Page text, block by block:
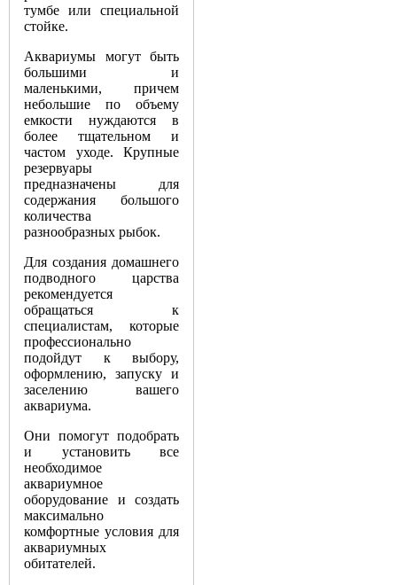
тумбе или специальной
стойке.
Аквариумы могут быть
большими и
маленькими, причем
небольшие по объему
емкости нуждаются в
более тщательном и
частом уходе. Крупные
резервуары
предназначены для
содержания большого
количества
разнообразных рыбок.
Для создания домашнего
подводного царства
рекомендуется
обращаться к
специалистам, которые
профессионально
подойдут к выбору,
оформлению, запуску и
заселению вашего
аквариума.
Они помогут подобрать
и установить все
необходимое
аквариумное
оборудование и создать
максимально
комфортные условия для
аквариумных
обитателей.